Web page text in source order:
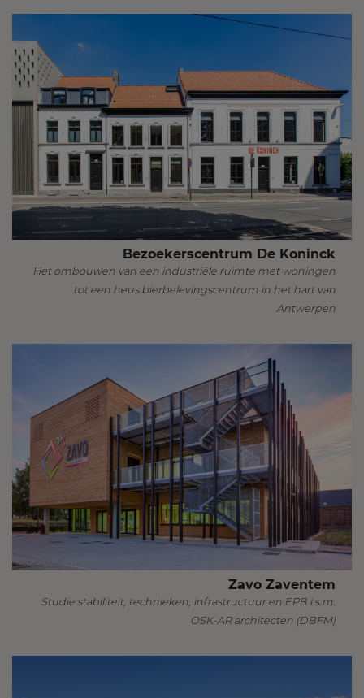
Bezoekerscentrum De Koninck
Het ombouwen van een industriële ruimte met woningen
tot een heus bierbelevingscentrum in het hart van
Antwerpen
Zavo Zaventem
Studie stabiliteit, technieken, infrastructuur en EPB i.s.m.
OSK-AR architecten (DBFM)